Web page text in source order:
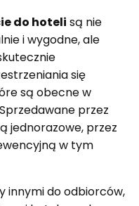
do hoteli są nie
i wygodne, ale
się
są obecne w
przez
jednorazowe, przez
w tym
innymi do odbiorców,